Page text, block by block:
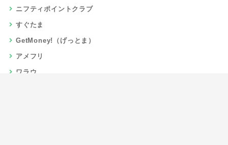
ニフティポイントクラブ
すぐたま
GetMoney!（げっとま）
アメフリ
ワラウ